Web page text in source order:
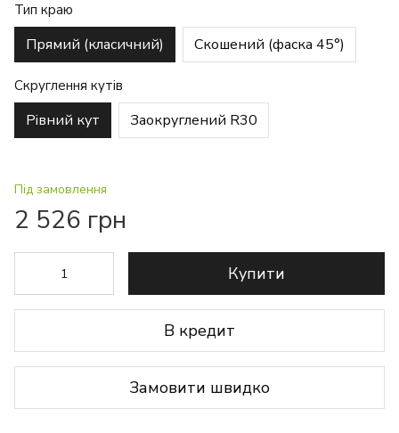
Тип краю
Прямий (класичний) Скошений (фаска 45°)
Скруглення кутів
Рівний кут Заокруглений R30
Під замовлення
2 526 грн
Купити
В кредит
Замовити швидко